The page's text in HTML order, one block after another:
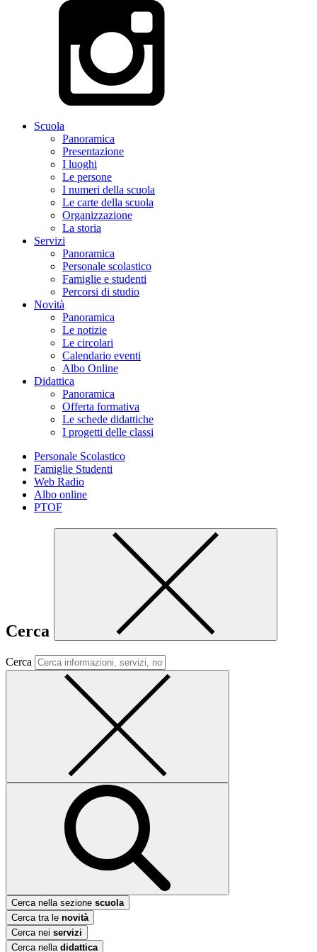
Scuola
Panoramica
Presentazione
I luoghi
Le persone
I numeri della scuola
Le carte della scuola
Organizzazione
La storia
Servizi
Panoramica
Personale scolastico
Famiglie e studenti
Percorsi di studio
Novità
Panoramica
Le notizie
Le circolari
Calendario eventi
Albo Online
Didattica
Panoramica
Offerta formativa
Le schede didattiche
I progetti delle classi
Personale Scolastico
Famiglie Studenti
Web Radio
Albo online
PTOF
Cerca
Cerca
Cerca nella sezione scuola
Cerca tra le novità
Cerca nei servizi
Cerca nella didattica